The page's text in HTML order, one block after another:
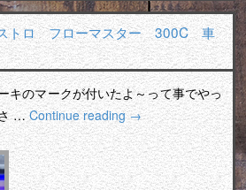
トロ フローマスター 300C 車
キのマークが付いたよ～って事でやっ
さ …Continue reading→